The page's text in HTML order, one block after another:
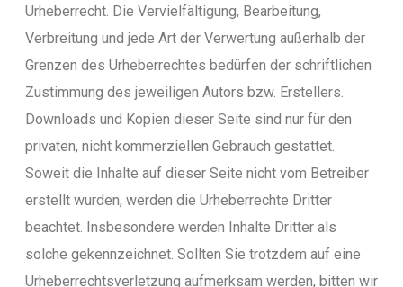
Urheberrecht. Die Vervielfältigung, Bearbeitung,
Verbreitung und jede Art der Verwertung außerhalb der
Grenzen des Urheberrechtes bedürfen der schriftlichen
Zustimmung des jeweiligen Autors bzw. Erstellers.
Downloads und Kopien dieser Seite sind nur für den
privaten, nicht kommerziellen Gebrauch gestattet.
Soweit die Inhalte auf dieser Seite nicht vom Betreiber
erstellt wurden, werden die Urheberrechte Dritter
beachtet. Insbesondere werden Inhalte Dritter als
solche gekennzeichnet. Sollten Sie trotzdem auf eine
Urheberrechtsverletzung aufmerksam werden, bitten wir